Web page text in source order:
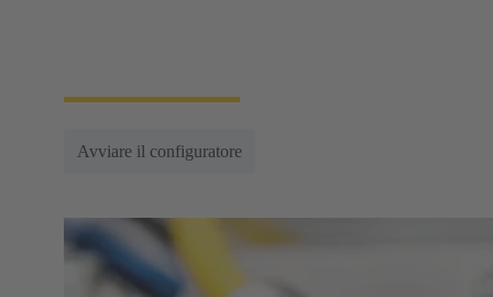
Avviare il configuratore